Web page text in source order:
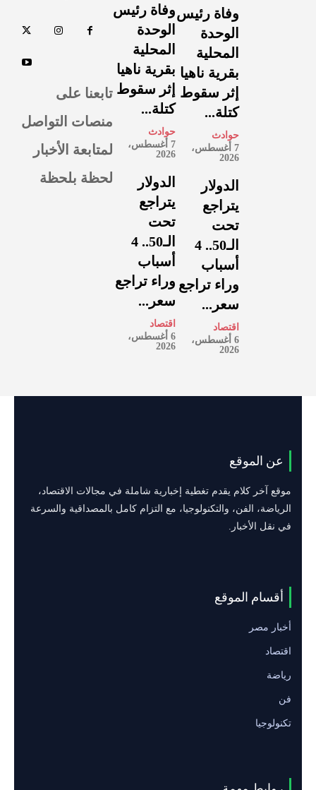
وفاة رئيس
الوحدة
المحلية
بقرية ناهيا
إثر سقوط
كتلة...
حوادث
7 أغسطس،
2026
الدولار
يتراجع
تحت
الـ50.. 4
أسباب
وراء تراجع
سعر...
اقتصاد
6 أغسطس،
2026
وفاة رئيس
الوحدة
المحلية
بقرية ناهيا
إثر سقوط
كتلة...
حوادث
7 أغسطس،
2026
الدولار
يتراجع
تحت
الـ50.. 4
أسباب
وراء تراجع
سعر...
اقتصاد
6 أغسطس،
2026
تابعنا على
منصات التواصل
لمتابعة الأخبار
لحظة بلحظة
عن الموقع
موقع آخر كلام يقدم تغطية إخبارية شاملة في مجالات الاقتصاد،
الرياضة، الفن، والتكنولوجيا، مع التزام كامل بالمصداقية والسرعة
في نقل الأخبار.
أقسام الموقع
أخبار مصر
اقتصاد
رياضة
فن
تكنولوجيا